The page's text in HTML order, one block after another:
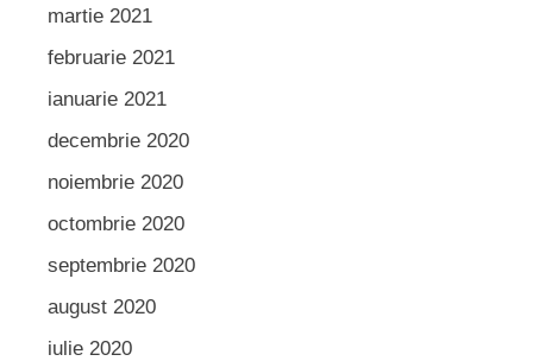
martie 2021
februarie 2021
ianuarie 2021
decembrie 2020
noiembrie 2020
octombrie 2020
septembrie 2020
august 2020
iulie 2020